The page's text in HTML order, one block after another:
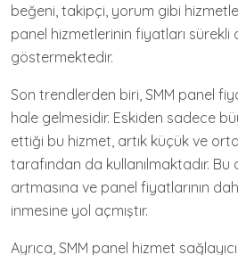
beğeni, takipçi, yorum gibi
panel hizmetlerinin fiyatları sürekli
göstermektedir.
Son trendlerden biri, SMM panel
hale gelmesidir. Eskiden sadece
ettiği bu hizmet, artık küçük ve
tarafından da kullanılmaktadır.
artmasına ve panel fiyatlarının
inmesine yol açmıştır.
Ayrıca, SMM panel hizmet